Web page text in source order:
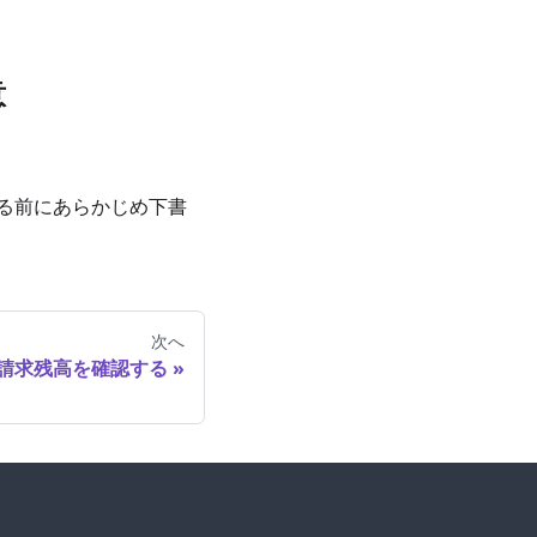
前にあらかじめ下書
次へ
求残高を確認する